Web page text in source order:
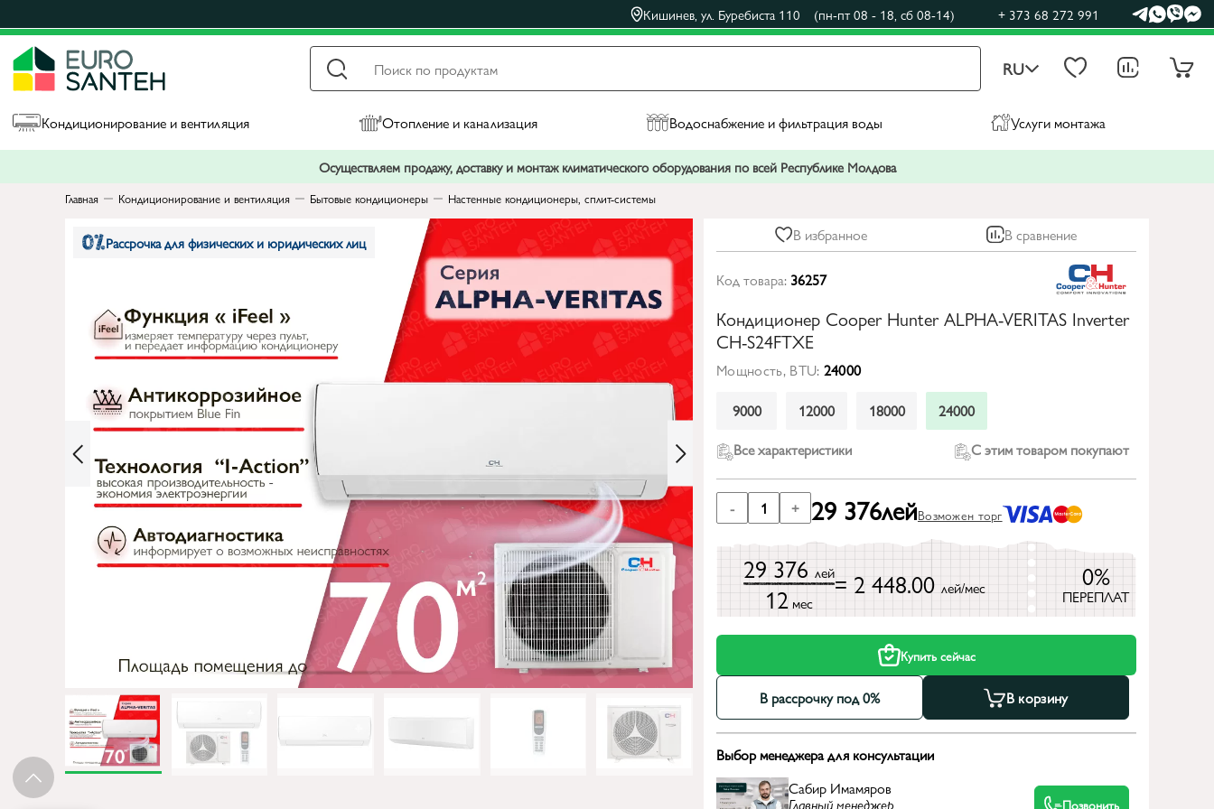
Кишинев, ул. Буребиста 110 (пн-пт 08 - 18, сб 08-14) + 373 68 272 991
RU
Кондиционирование и вентиляция Отопление и канализация Водоснабжение и фильтрация воды Услуги монтажа
Осуществляем продажу, доставку и монтаж климатического оборудования по всей Республике Молдова
Главная Кондиционирование и вентиляция Бытовые кондиционеры Настенные кондиционеры, сплит-системы
Рассрочка для физических и юридических лиц В избранное В сравнение
Код товара: 36257
Кондиционер Cooper Hunter ALPHA-VERITAS Inverter
CH-S24FTXE
Мощность, BTU: 24000
9000
12000 18000
24000
Все характеристики
С этим товаром покупают
- 1 + 29 376лейВозможен торг
29 376 лей
12мес
= 2 448.00 лей/мес 0%
ПЕРЕПЛАТ
Купить сейчас
В рассрочку под 0% В корзину
Выбор менеджера для консультации
Сабир Имамяров
Главный менеджер Позвонить